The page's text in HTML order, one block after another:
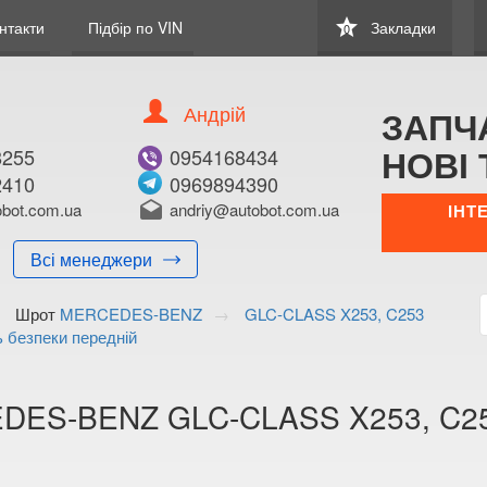
Підбір по VIN star
0 Закладки
Всі менеджери
Андрій
0954168434
0969894390
drafts andriy@autobot.com.ua
НОВІ
Шрот MERCEDES-BENZ
GLC-CLASS X253, C253
безпеки передній
BENZ GLC-CLASS X253,
В ЗАКЛАДКИ КУПИТИ
Менеджер:
+38 (099) 170-
Волинська